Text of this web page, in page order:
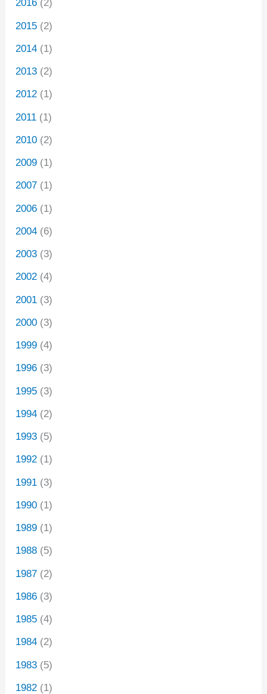
2016 (2)
2015 (2)
2014 (1)
2013 (2)
2012 (1)
2011 (1)
2010 (2)
2009 (1)
2007 (1)
2006 (1)
2004 (6)
2003 (3)
2002 (4)
2001 (3)
2000 (3)
1999 (4)
1996 (3)
1995 (3)
1994 (2)
1993 (5)
1992 (1)
1991 (3)
1990 (1)
1989 (1)
1988 (5)
1987 (2)
1986 (3)
1985 (4)
1984 (2)
1983 (5)
1982 (1)